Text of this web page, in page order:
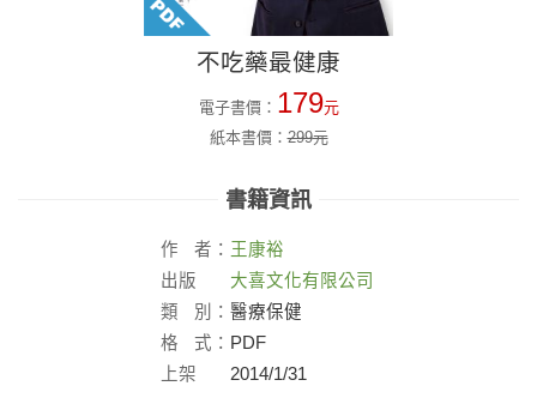
不吃藥最健康
電子書價： 179元
紙本書價：299元
書籍資訊
作 者： 王康裕
出版
社：
大喜文化有限公司
類
別： 醫療保健
格
式： PDF
上架
2014/1/31